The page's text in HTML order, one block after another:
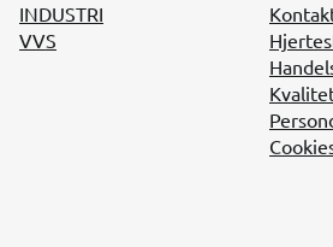
INDUSTRI
VVS